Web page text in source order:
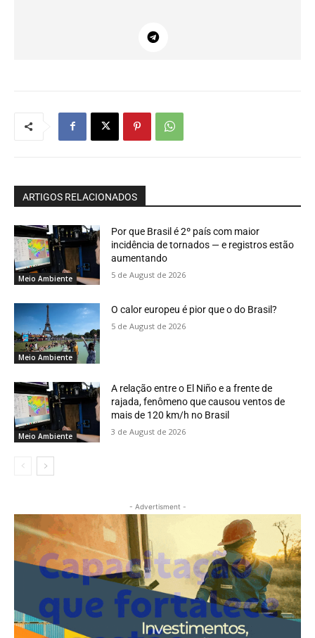
ARTIGOS RELACIONADOS
Meio Ambiente
Por que Brasil é 2º país com maior
incidência de tornados — e registros estão
aumentando
5 de August de 2026
Meio Ambiente
O calor europeu é pior que o do Brasil?
5 de August de 2026
Meio Ambiente
A relação entre o El Niño e a frente de
rajada, fenômeno que causou ventos de
mais de 120 km/h no Brasil
3 de August de 2026
- Advertisment -